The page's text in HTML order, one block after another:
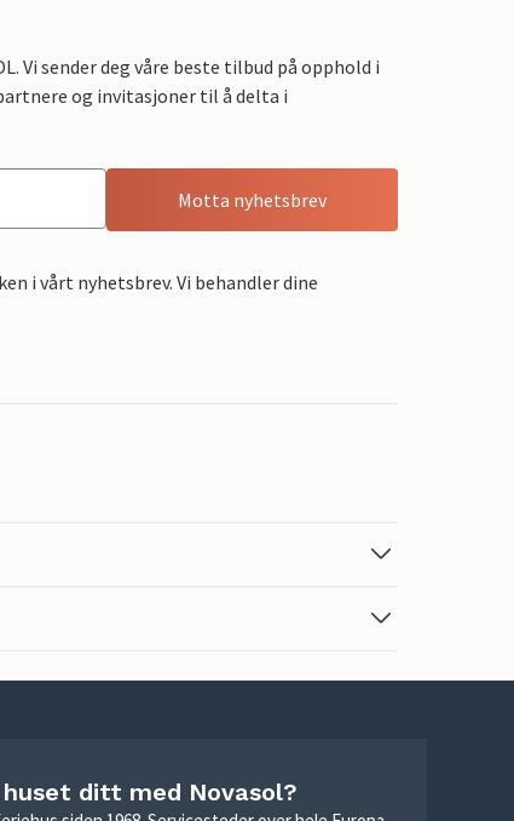
Vi sender deg våre beste tilbud på opphold i
og invitasjoner til å delta i
Motta nyhetsbrev
i vårt nyhetsbrev. Vi behandler dine
ditt med Novasol?